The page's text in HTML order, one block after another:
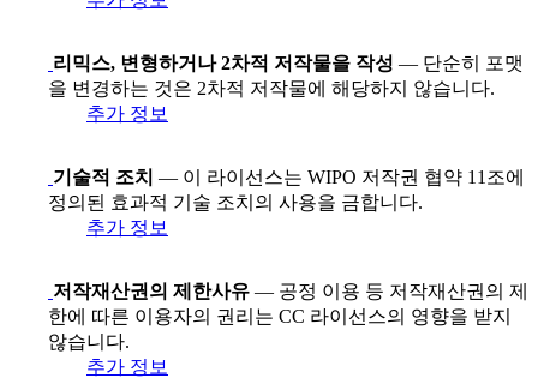
리믹스, 변형하거나 2차적 저작물을 작성 — 단순히 포맷
을 변경하는 것은 2차적 저작물에 해당하지 않습니다.
추가 정보
기술적 조치 — 이 라이선스는 WIPO 저작권 협약 11조에
정의된 효과적 기술 조치의 사용을 금합니다.
추가 정보
저작재산권의 제한사유 — 공정 이용 등 저작재산권의 제
한에 따른 이용자의 권리는 CC 라이선스의 영향을 받지
않습니다.
추가 정보